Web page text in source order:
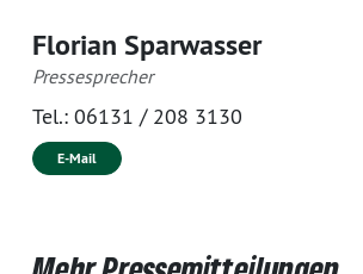
Florian Sparwasser
Pressesprecher
Tel.: 06131 / 208 3130
E-Mail